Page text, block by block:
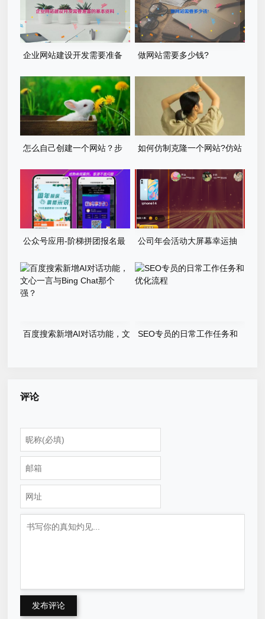
企业网站建设开发需要准备
做网站需要多少钱?
怎么自己创建一个网站？步
如何仿制克隆一个网站?仿站
公众号应用-阶梯拼团报名最
公司年会活动大屏幕幸运抽
百度搜索新增AI对话功能，文
SEO专员的日常工作任务和
评论
发布评论